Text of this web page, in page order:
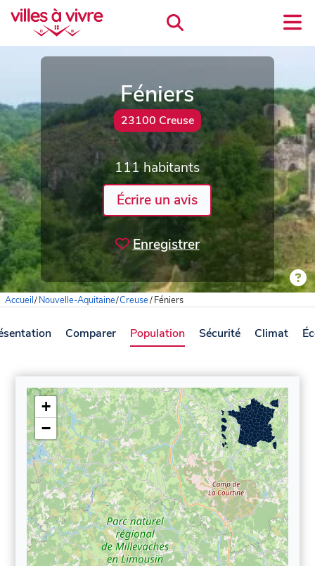
Féniers
23100 Creuse
111 habitants
Écrire un avis
Enregistrer
Accueil/Nouvelle-Aquitaine/Creuse/Féniers
Comparer Population Sécurité Climat
+
−